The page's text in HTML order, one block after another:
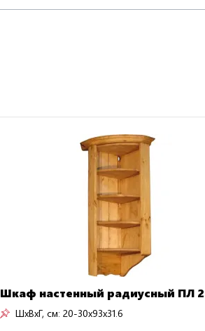
Шкаф настенный радиусный ПЛ
ШxВxГ, см: 20-30x93x31.6